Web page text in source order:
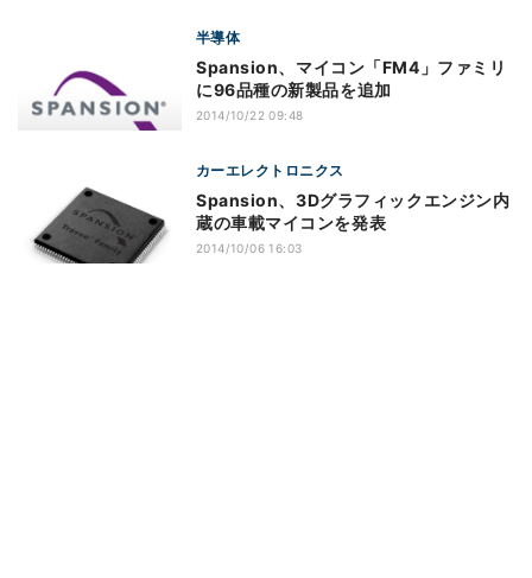
半導体
Spansion、マイコン「FM4」ファミリ
に96品種の新製品を追加
2014/10/22 09:48
カーエレクトロニクス
Spansion、3Dグラフィックエンジン内
蔵の車載マイコンを発表
2014/10/06 16:03